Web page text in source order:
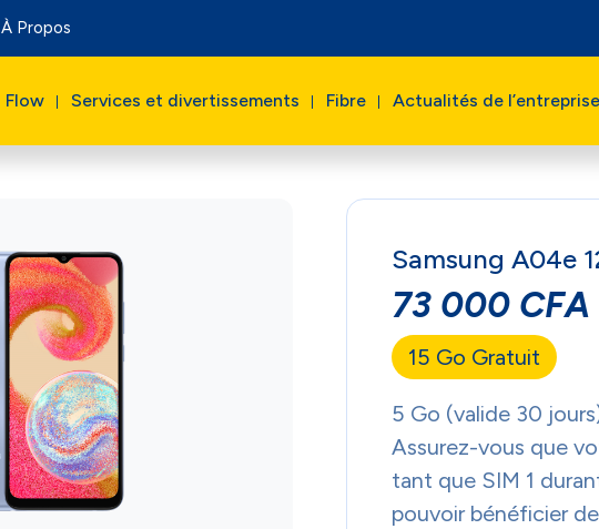
À Propos
Flow Services et divertissements Fibre Actualités de l’entreprise
Samsung A04e
73 000 CFA
15 Go Gratuit
5 Go (valide 30
Assurez-vous que
tant que SIM 1
pouvoir bénéficier